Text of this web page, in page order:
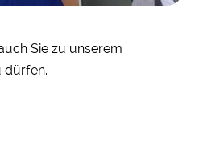
Sie zu unserem
dürfen.